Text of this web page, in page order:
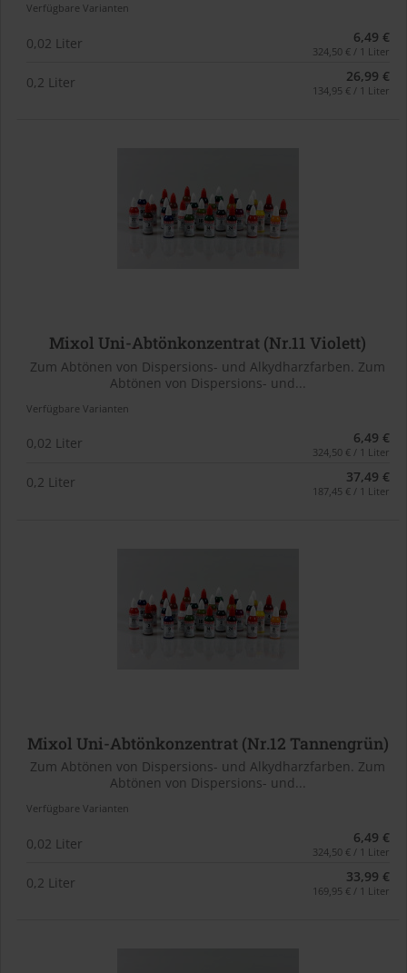
Verfügbare Varianten
0,02 Liter 6,49 €
324,50 € / 1 Liter
0,2 Liter 26,99 €
134,95 € / 1 Liter
Mixol Uni-Abtönkonzentrat (Nr.11 Violett)
Zum Abtönen von Dispersions- und Alkydharzfarben. Zum
Abtönen von Dispersions- und...
Verfügbare Varianten
0,02 Liter 6,49 €
324,50 € / 1 Liter
0,2 Liter 37,49 €
187,45 € / 1 Liter
Mixol Uni-Abtönkonzentrat (Nr.12 Tannengrün)
Zum Abtönen von Dispersions- und Alkydharzfarben. Zum
Abtönen von Dispersions- und...
Verfügbare Varianten
0,02 Liter 6,49 €
324,50 € / 1 Liter
0,2 Liter 33,99 €
169,95 € / 1 Liter